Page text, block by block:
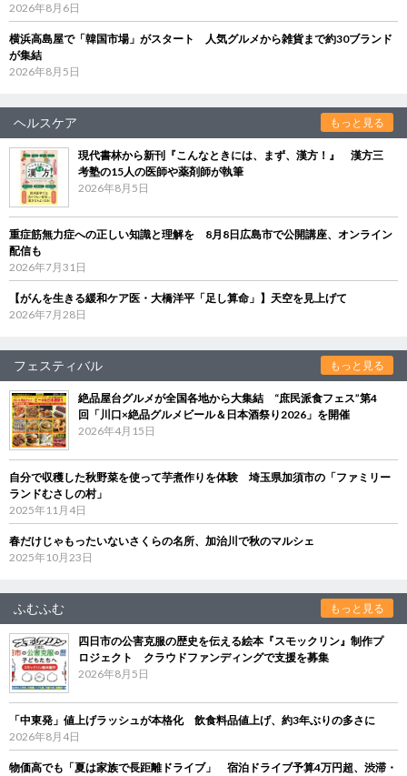
2026年8月6日
横浜高島屋で「韓国市場」がスタート 人気グルメから雑貨まで約30ブランド
が集結
2026年8月5日
ヘルスケア もっと見る
現代書林から新刊『こんなときには、まず、漢方！』 漢方三
考塾の15人の医師や薬剤師が執筆
2026年8月5日
重症筋無力症への正しい知識と理解を 8月8日広島市で公開講座、オンライン
配信も
2026年7月31日
【がんを生きる緩和ケア医・大橋洋平「足し算命」】天空を見上げて
2026年7月28日
フェスティバル もっと見る
絶品屋台グルメが全国各地から大集結 “庶民派食フェス”第4
回「川口×絶品グルメビール＆日本酒祭り2026」を開催
2026年4月15日
自分で収穫した秋野菜を使って芋煮作りを体験 埼玉県加須市の「ファミリー
ランドむさしの村」
2025年11月4日
春だけじゃもったいないさくらの名所、加治川で秋のマルシェ
2025年10月23日
ふむふむ もっと見る
四日市の公害克服の歴史を伝える絵本『スモックリン』制作プ
ロジェクト クラウドファンディングで支援を募集
2026年8月5日
「中東発」値上げラッシュが本格化 飲食料品値上げ、約3年ぶりの多さに
2026年8月4日
物価高でも「夏は家族で長距離ドライブ」 宿泊ドライブ予算4万円超、渋滞・